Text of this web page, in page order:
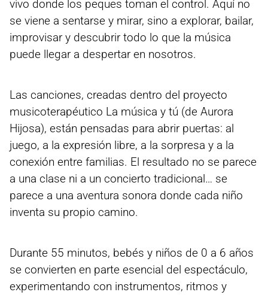
vivo donde los peques toman el control. Aquí no
se viene a sentarse y mirar, sino a explorar, bailar,
improvisar y descubrir todo lo que la música
puede llegar a despertar en nosotros.
Las canciones, creadas dentro del proyecto
musicoterapéutico La música y tú (de Aurora
Hijosa), están pensadas para abrir puertas: al
juego, a la expresión libre, a la sorpresa y a la
conexión entre familias. El resultado no se parece
a una clase ni a un concierto tradicional… se
parece a una aventura sonora donde cada niño
inventa su propio camino.
Durante 55 minutos, bebés y niños de 0 a 6 años
se convierten en parte esencial del espectáculo,
experimentando con instrumentos, ritmos y